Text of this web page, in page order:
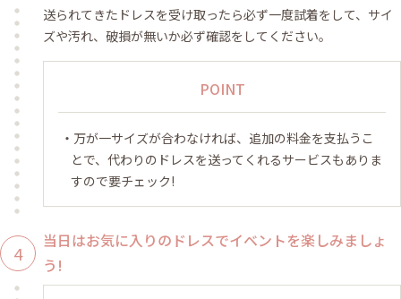
送られてきたドレスを受け取ったら必ず一度試着をして、サイ
ズや汚れ、破損が無いか必ず確認をしてください。
POINT
万が一サイズが合わなければ、追加の料金を支払うこ
とで、代わりのドレスを送ってくれるサービスもありま
すので要チェック!
当日はお気に入りのドレスでイベントを楽しみましょ
う!